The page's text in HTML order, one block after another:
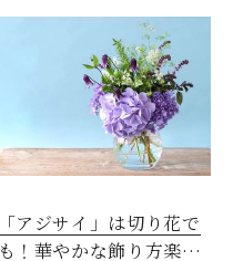
「アジサイ」は切り花で
も！華やかな飾り方楽し